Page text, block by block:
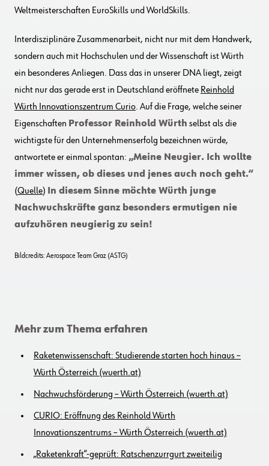
Weltmeisterschaften EuroSkills und WorldSkills.
Interdisziplinäre Zusammenarbeit, nicht nur mit dem Handwerk,
sondern auch mit Hochschulen und der Wissenschaft ist Würth
ein besonderes Anliegen. Dass das in unserer DNA liegt, zeigt
nicht nur das gerade erst in Deutschland eröffnete Reinhold
Würth Innovationszentrum Curio. Auf die Frage, welche seiner
Eigenschaften Professor Reinhold Würth selbst als die
wichtigste für den Unternehmenserfolg bezeichnen würde,
antwortete er einmal spontan: „Meine Neugier. Ich wollte
immer wissen, ob dieses und jenes auch noch geht.“
(Quelle) In diesem Sinne möchte Würth junge
Nachwuchskräfte ganz besonders ermutigen nie
aufzuhören neugierig zu sein!
Bildcredits: Aerospace Team Graz (ASTG)
Mehr zum Thema erfahren
Raketenwissenschaft: Studierende starten hoch hinaus –
Würth Österreich (wuerth.at)
Nachwuchsförderung – Würth Österreich (wuerth.at)
CURIO: Eröffnung des Reinhold Würth
Innovationszentrums – Würth Österreich (wuerth.at)
„Raketenkraft“-geprüft: Ratschenzurrgurt zweiteilig